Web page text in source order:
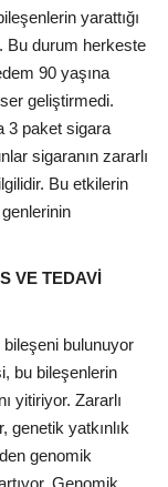
yarattığı
Bu durum herkeste
90 yaşına
geliştirmedi.
3 paket sigara
sigaranın zararlı
Bu etkilerin
VE TEDAVİ
bileşeni bulunuyor
bu bileşenlerin
yitiriyor. Zararlı
genetik yatkınlık
genomik
Genomik